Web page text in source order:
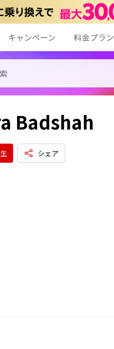
キャンペーン 料金プラン
Badshah
シェア